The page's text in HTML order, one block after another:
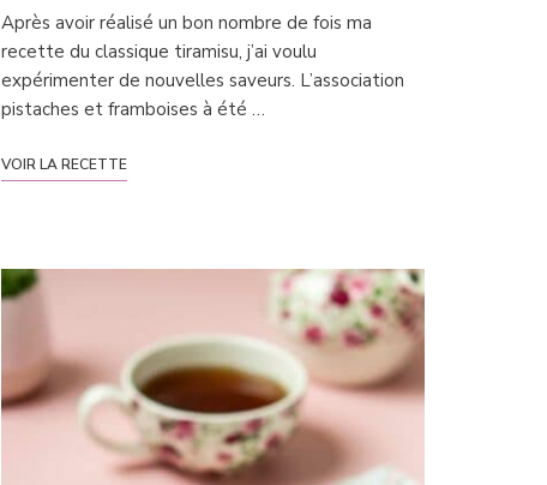
Après avoir réalisé un bon nombre de fois ma
recette du classique tiramisu, j’ai voulu
expérimenter de nouvelles saveurs. L’association
pistaches et framboises à été …
VOIR LA RECETTE